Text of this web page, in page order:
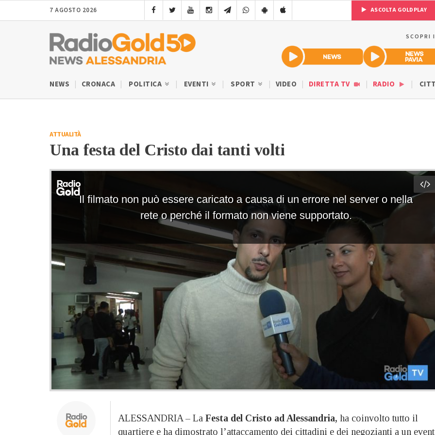
7 AGOSTO 2026 ASCOLTA GOLDPLAY
SCOPRI
NEWS CRONACA POLITICA EVENTI SPORT VIDEO DIRETTA TV RADIO
ATTUALITÀ
Una festa del Cristo dai tanti volti
ALESSANDRIA – La Festa del Cristo ad Alessandria, ha coinvolto tutto il
quartiere e ha dimostrato l’attaccamento dei cittadini e dei negozianti a un